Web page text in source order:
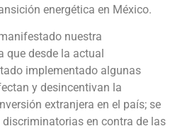
energética en México.
nuestra
que desde la actual
implementado algunas
y desincentivan la
extranjera en el país; se
en contra de las